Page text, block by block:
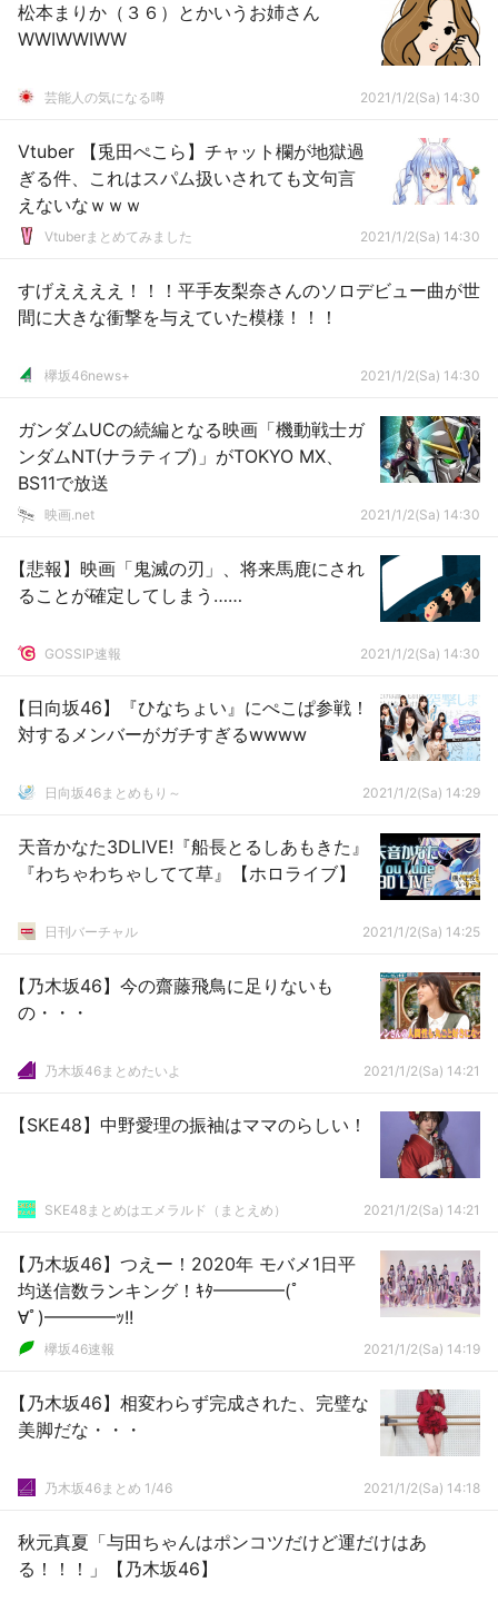
松本まりか（３６）とかいうお姉さん
WWIWWIWW
芸能人の気になる噂 2021/1/2(Sa) 14:30
Vtuber 【兎田ぺこら】チャット欄が地獄過
ぎる件、これはスパム扱いされても文句言
えないなｗｗｗ
Vtuberまとめてみました 2021/1/2(Sa) 14:30
すげええええ！！！平手友梨奈さんのソロデビュー曲が世
間に大きな衝撃を与えていた模様！！！
欅坂46news+ 2021/1/2(Sa) 14:30
ガンダムUCの続編となる映画「機動戦士ガ
ンダムNT(ナラティブ)」がTOKYO MX、
BS11で放送
映画.net 2021/1/2(Sa) 14:30
【悲報】映画「鬼滅の刃」、将来馬鹿にされ
ることが確定してしまう……
GOSSIP速報 2021/1/2(Sa) 14:30
【日向坂46】『ひなちょい』にぺこぱ参戦！
対するメンバーがガチすぎるwwww
日向坂46まとめもり～ 2021/1/2(Sa) 14:29
天音かなた3DLIVE!『船長とるしあもきた』
『わちゃわちゃしてて草』【ホロライブ】
日刊バーチャル 2021/1/2(Sa) 14:25
【乃木坂46】今の齋藤飛鳥に足りないも
の・・・
乃木坂46まとめたいよ 2021/1/2(Sa) 14:21
【SKE48】中野愛理の振袖はママのらしい！
SKE48まとめはエメラルド（まとえめ） 2021/1/2(Sa) 14:21
【乃木坂46】つえー！2020年 モバメ1日平
均送信数ランキング！ｷﾀ━━━━(ﾟ
∀ﾟ)━━━━ｯ!!
欅坂46速報 2021/1/2(Sa) 14:19
【乃木坂46】相変わらず完成された、完璧な
美脚だな・・・
乃木坂46まとめ 1/46 2021/1/2(Sa) 14:18
秋元真夏「与田ちゃんはポンコツだけど運だけはあ
る！！！」【乃木坂46】